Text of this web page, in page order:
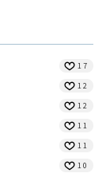
17
12
12
11
11
10